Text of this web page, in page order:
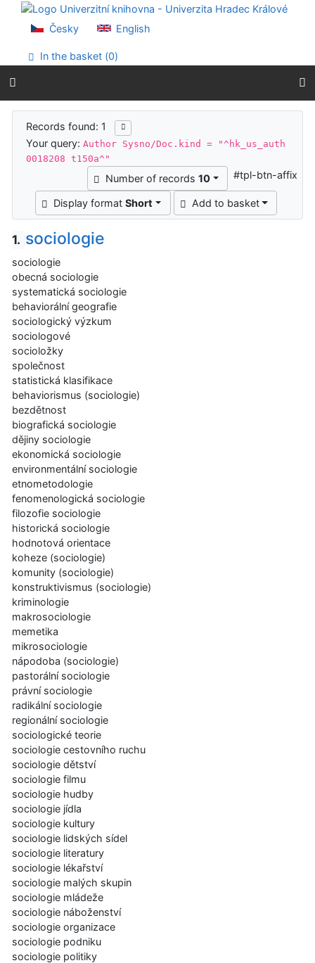
Go to content
Go to menu
Accessibility declaration
Česky English
In the basket (0)
Search results
Records found: 1
Your query:Author Sysno/Doc.kind = "^hk_us_auth
0018208 t150a^"
Number of records 10
Display formatShort Add to basket
#tpl-btn-affix
1. sociologie
sociologie
obecná sociologie
systematická sociologie
behaviorální geografie
sociologický výzkum
sociologové
socioložky
společnost
statistická klasifikace
behaviorismus (sociologie)
bezdětnost
biografická sociologie
dějiny sociologie
ekonomická sociologie
environmentální sociologie
etnometodologie
fenomenologická sociologie
filozofie sociologie
historická sociologie
hodnotová orientace
koheze (sociologie)
komunity (sociologie)
konstruktivismus (sociologie)
kriminologie
makrosociologie
memetika
mikrosociologie
nápodoba (sociologie)
pastorální sociologie
právní sociologie
radikální sociologie
regionální sociologie
sociologické teorie
sociologie cestovního ruchu
sociologie dětství
sociologie filmu
sociologie hudby
sociologie jídla
sociologie kultury
sociologie lidských sídel
sociologie literatury
sociologie lékařství
sociologie malých skupin
sociologie mládeže
sociologie náboženství
sociologie organizace
sociologie podniku
sociologie politiky